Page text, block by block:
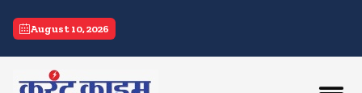
August 10, 2026